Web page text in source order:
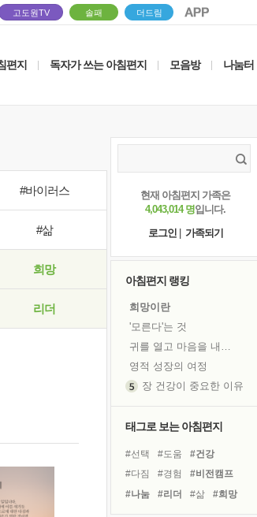
고도원TV 솔패 더드림
편지 독자가 쓰는 아침편지 모음방 나눔터
#바이러스
#삶
희망
리더
현재 아침편지 가족은
4,043,014 명입니다.
로그인
가족되기
아침편지 랭킹
희망이란
'모른다'는 것
귀를 열고 마음을 내어주고
영적 성장의 여정
장 건강이 중요한 이유
흙이 된 몸으로 출근하는 여자
태그로 보는 아침편지
#선택 #도움
#건강
#다짐
#경험
#비전캠프
#나눔
#리더 #삶
#희망